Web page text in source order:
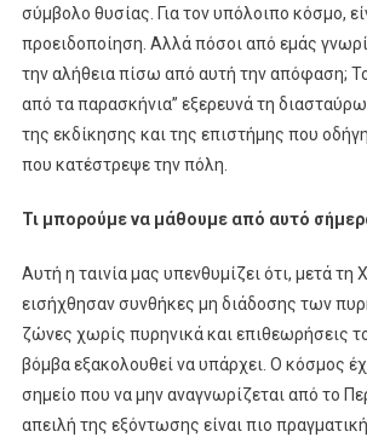
σύμβολο θυσίας. Για τον υπόλοιπο κόσμο,
προειδοποίηση. Αλλά πόσοι από εμάς
την αλήθεια πίσω από αυτή την απόφαση;
από τα παρασκήνια” εξερευνά τη
της εκδίκησης και της επιστήμης που
που κατέστρεψε την πόλη.
Τι μπορούμε να μάθουμε από αυτό
Αυτή η ταινία μας υπενθυμίζει ότι, μετά τη
εισήχθησαν συνθήκες μη διάδοσης των
ζώνες χωρίς πυρηνικά και επιθεωρήσεις
βόμβα εξακολουθεί να υπάρχει. Ο κόσμος
σημείο που να μην αναγνωρίζεται από το
απειλή της εξόντωσης είναι πιο